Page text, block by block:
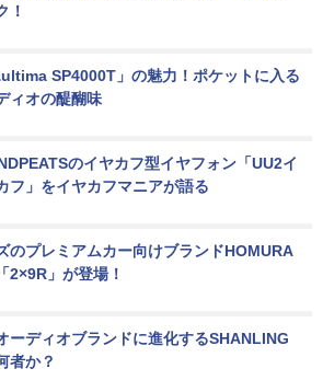
！
SP4000T」の魅力！ポケットに入る
ィオの醍醐味
のイヤカフ型イヤフォン「UU2イ
フ」をイヤカフマニアが語る
のプレミアムカー向けブランドHOMURA
2×9R」が登場！
ーディオブランドに進化するSHANLING
者か？